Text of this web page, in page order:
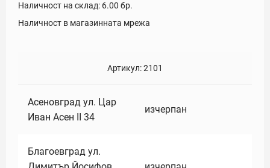
Наличност на склад: 6.00 бр.
Наличност в магазинната мрежа
Артикул:2101
Асеновград ул. Цар
Иван Асен II 34
изчерпан
Благоевград ул.